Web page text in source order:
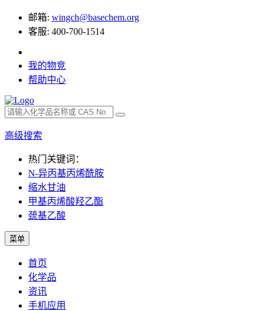
邮箱: wingch@basechem.org
客服: 400-700-1514
我的物竞
帮助中心
高级搜索
热门关键词：
N-异丙基丙烯酰胺
缩水甘油
甲基丙烯酸羟乙酯
巯基乙酸
菜单
首页
化学品
资讯
手机应用